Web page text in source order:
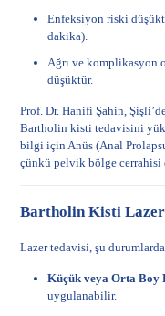
Enfeksiyon riski
dakika).
Ağrı ve komplikasyon
düşüktür.
Prof. Dr. Hanifi Şahin,
Bartholin kisti tedavisini
bilgi içinAnüs (Anal
çünkü pelvik bölge
Bartholin Kisti Lazer
Lazer tedavisi, şu
Küçük veya Orta Boy
uygulanabilir.